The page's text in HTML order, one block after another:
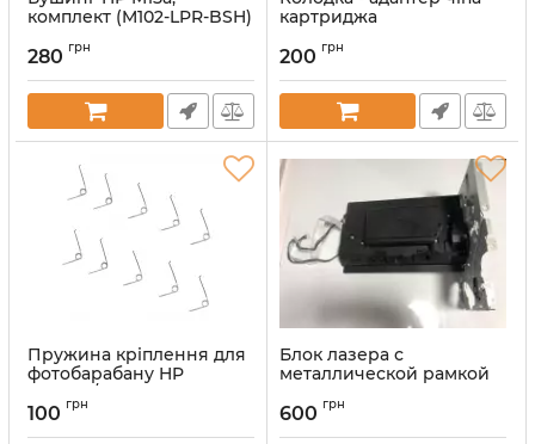
комплект (M102-LPR-BSH)
280 грн
картриджа
200 грн
Пружина кріплення для
фотобарабану HP
CF226A/X
Артикул:
100 грн
Блок лазера с
металлической рамкой
05951A)
Артикул:JC61-08485A-JC63-
600 грн